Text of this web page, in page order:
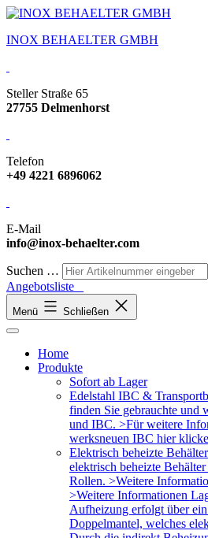
INOX BEHAELTER GMBH
Steller Straße 65
27755 Delmenhorst
Telefon
+49 4221 6896062
E-Mail
info@inox-behaelter.com
Suchen …
Angebotsliste
Menü Schließen
Home
Produkte
Sofort ab Lager
Edelstahl IBC &
finden Sie gebrauchte und
und IBC. >Für weitere
werksneuen IBC hier
Elektrisch beheizte
elektrisch beheizte
Rollen. >Weitere
>Weitere Informationen
Aufheizung erfolgt über
Doppelmantel, welches